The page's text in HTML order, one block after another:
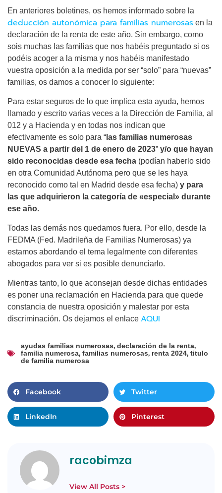
En anteriores boletines, os hemos informado sobre la
deducción autonómica para familias numerosas en la
declaración de la renta de este año. Sin embargo, como
sois muchas las familias que nos habéis preguntado si os
podéis acoger a la misma y nos habéis manifestado
vuestra oposición a la medida por ser “solo” para “nuevas”
familias, os damos a conocer lo siguiente:
Para estar seguros de lo que implica esta ayuda, hemos
llamado y escrito varias veces a la Dirección de Familia, al
012 y a Hacienda y en todas nos indican que
efectivamente es solo para “ las familias numerosas
NUEVAS a partir del 1 de enero de 2023” y/o que hayan
sido reconocidas desde esa fecha (podían haberlo sido
en otra Comunidad Autónoma pero que se les haya
reconocido como tal en Madrid desde esa fecha) y para
las que adquirieron la categoría de «especial» durante
ese año.
Todas las demás nos quedamos fuera. Por ello, desde la
FEDMA (Fed. Madrileña de Familias Numerosas) ya
estamos abordando el tema legalmente con diferentes
abogados para ver si es posible denunciarlo.
Mientras tanto, lo que aconsejan desde dichas entidades
es poner una reclamación en Hacienda para que quede
constancia de nuestra oposición y malestar por esta
discriminación. Os dejamos el enlace AQUI
ayudas familias numerosas, declaración de la renta,
familia numerosa, familias numerosas, renta 2024, titulo
de familia numerosa
Facebook Twitter
LinkedIn Pinterest
racobimza
View All Posts >